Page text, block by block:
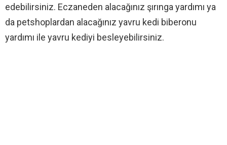
edebilirsiniz. Eczaneden alacağınız şırınga yardımı ya
da petshoplardan alacağınız yavru kedi biberonu
yardımı ile yavru kediyi besleyebilirsiniz.